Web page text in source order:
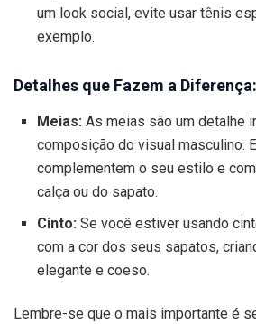
um look social, evite usar tênis
exemplo.
Detalhes que Fazem a Diferença:
Meias:As meias são um detalhe
composição do visual masculino.
complementem o seu estilo e
calça ou do sapato.
Cinto:Se você estiver usando
com a cor dos seus sapatos,
elegante e coeso.
Lembre-se que o mais importante é